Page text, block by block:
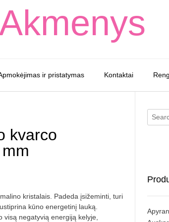
ir pristatymas Kontaktai
kvarco
kristalais. Padeda įsižeminti, turi
kūno energetinį lauką.
visą negatyvią energiją kelyje,